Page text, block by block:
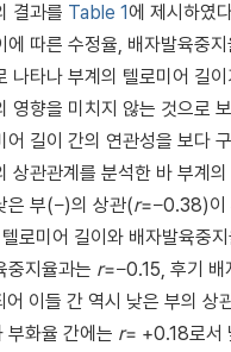
결과를 Table 1에 제시하였
에 따른 수정율, 배자발육중
나타나 부계의 텔로미어 길
영향을 미치지 않는 것으로
어 길이 간의 연관성을 보다
상관관계를 분석한 바 부계
은 부(−)의 상관(r=−0.38)이
로미어 길이와 배자발육중
중지율과는 r=−0.15, 후기 배
이들 간 역시 낮은 부의 상
부화율 간에는 r= +0.18로서